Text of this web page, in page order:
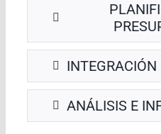
INTEGRACIÓN
ANÁLISIS E